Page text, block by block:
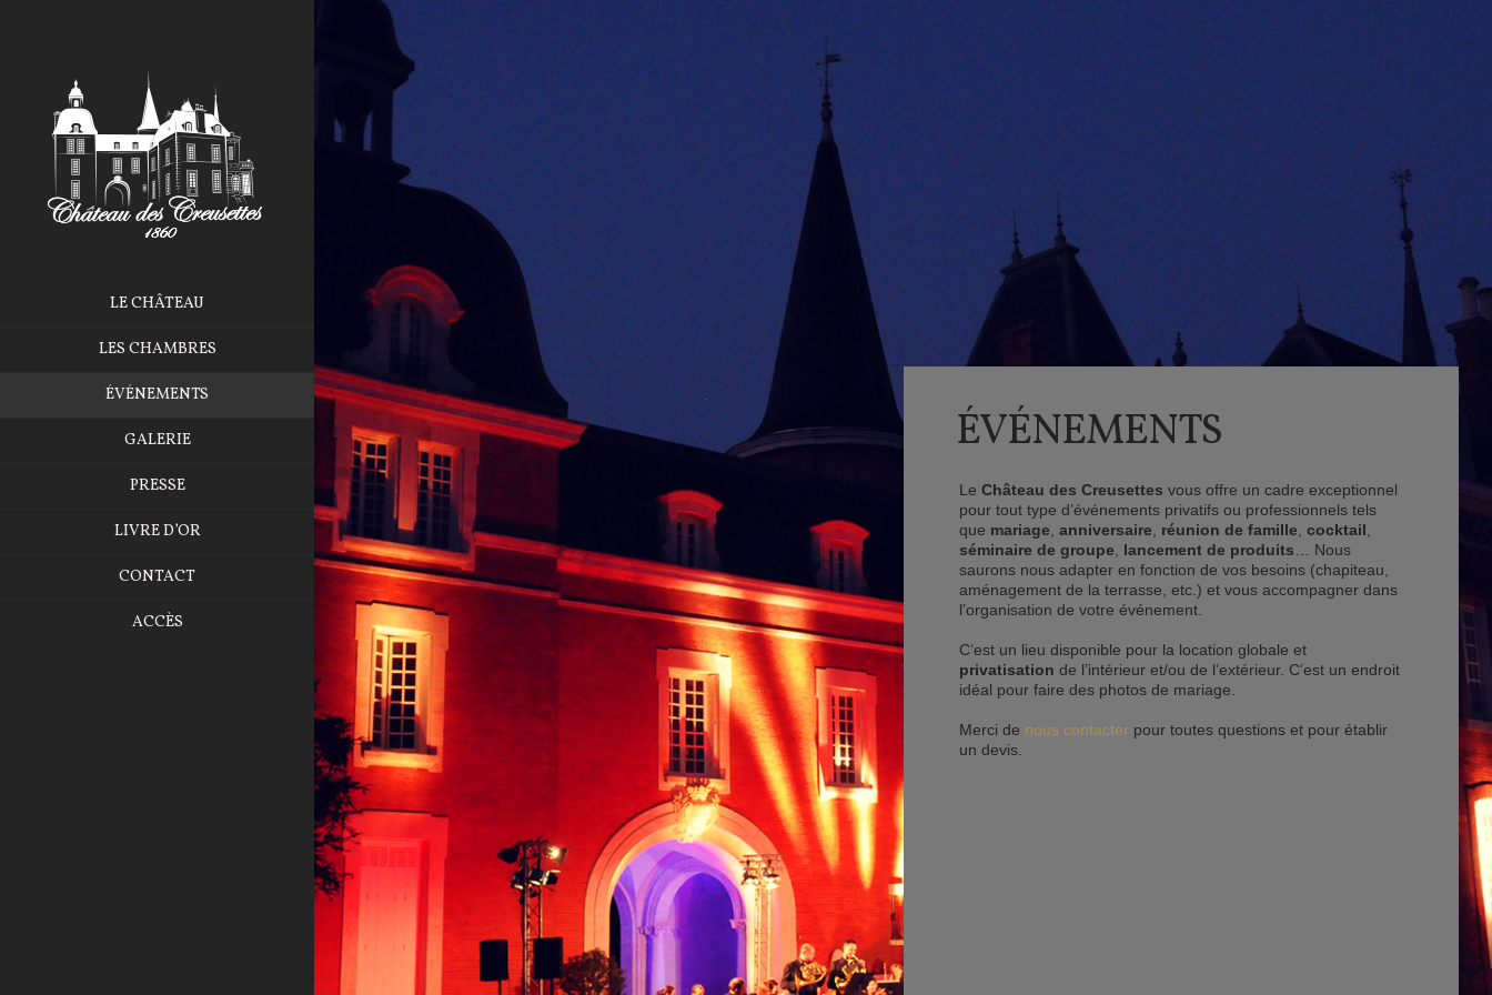
LE CHÂTEAU
LES CHAMBRES
ÉVÉNEMENTS
GALERIE
PRESSE
LIVRE D’OR
CONTACT
ACCÈS
ÉVÉNEMENTS
Le Château des Creusettes vous offre un cadre exceptionnel
pour tout type d’événements privatifs ou professionnels tels
que mariage anniversaire réunion de famille cocktail
séminaire de groupe
lancement de produits … Nous
saurons nous adapter en fonction de vos besoins (chapiteau,
aménagement de la terrasse, etc.) et vous accompagner dans
l’organisation de votre événement.
C’est un lieu disponible pour la location globale et
privatisation de l’intérieur et/ou de l’extérieur. C’est un endroit
idéal pour faire des photos de mariage.
Merci de nous contacter pour toutes questions et pour établir
un devis.